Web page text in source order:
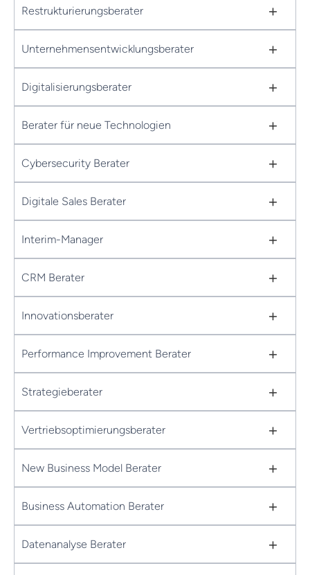
Restrukturierungsberater +
Unternehmensentwicklungsberater +
Digitalisierungsberater +
Berater für neue Technologien +
Cybersecurity Berater +
Digitale Sales Berater +
Interim-Manager +
CRM Berater +
Innovationsberater +
Performance Improvement Berater +
Strategieberater +
Vertriebsoptimierungsberater +
New Business Model Berater +
Business Automation Berater +
Datenanalyse Berater +